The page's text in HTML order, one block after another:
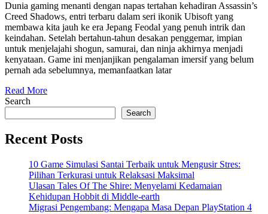
Dunia gaming menanti dengan napas tertahan kehadiran Assassin’s
Creed Shadows, entri terbaru dalam seri ikonik Ubisoft yang
membawa kita jauh ke era Jepang Feodal yang penuh intrik dan
keindahan. Setelah bertahun-tahun desakan penggemar, impian
untuk menjelajahi shogun, samurai, dan ninja akhirnya menjadi
kenyataan. Game ini menjanjikan pengalaman imersif yang belum
pernah ada sebelumnya, memanfaatkan latar
Read More
Search
Search
Recent Posts
10 Game Simulasi Santai Terbaik untuk Mengusir Stres:
Pilihan Terkurasi untuk Relaksasi Maksimal
Ulasan Tales Of The Shire: Menyelami Kedamaian
Kehidupan Hobbit di Middle-earth
Migrasi Pengembang: Mengapa Masa Depan PlayStation 4